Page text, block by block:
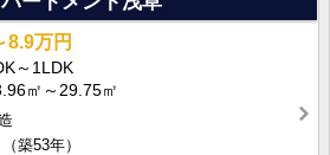
8.9万円
～1LDK
㎡～29.75㎡
（築53年）